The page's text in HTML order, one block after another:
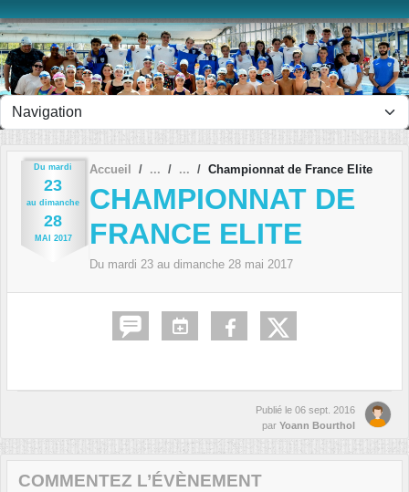
Du mardi
23
au dimanche
28
MAI 2017
Accueil Championnat de France Elite
CHAMPIONNAT DE
FRANCE ELITE
Du mardi 23 au dimanche 28 mai 2017
Publié le 06 sept. 2016
par Yoann Bourthol
COMMENTEZ L’ÉVÈNEMENT